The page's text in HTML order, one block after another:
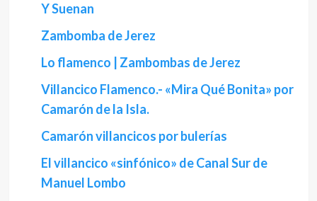
Y Suenan
Zambomba de Jerez
Lo flamenco | Zambombas de Jerez
Villancico Flamenco.- «Mira Qué Bonita» por
Camarón de la Isla.
Camarón villancicos por bulerías
El villancico «sinfónico» de Canal Sur de
Manuel Lombo